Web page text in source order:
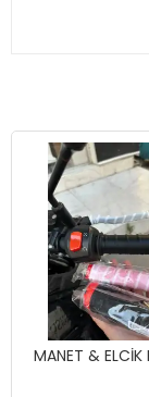
MANET & ELCİK